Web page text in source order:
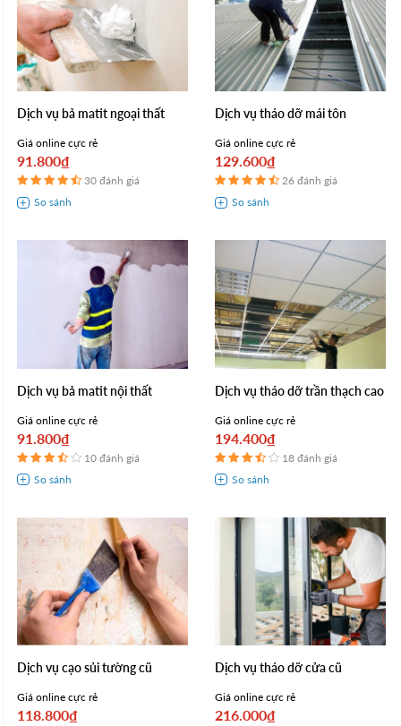
Dịch vụ bả matit ngoại thất
Giá online cực rẻ
91.800₫
30 đánh giá
Dịch vụ tháo dỡ mái tôn
Giá online cực rẻ
129.600₫
26 đánh giá
Dịch vụ bả matit nội thất
Giá online cực rẻ
91.800₫
10 đánh giá
Dịch vụ tháo dỡ trần thạch cao
Giá online cực rẻ
194.400₫
18 đánh giá
Dịch vụ cạo sủi tường cũ
Giá online cực rẻ
118.800₫
Dịch vụ tháo dỡ cửa cũ
Giá online cực rẻ
216.000₫